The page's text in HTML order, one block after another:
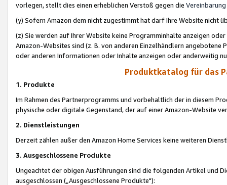
vorlegen, stellt dies einen erheblichen Verstoß gegen die Vereinbarung
(y) Sofern Amazon dem nicht zugestimmt hat darf Ihre Website nicht
(z) Sie werden auf Ihrer Website keine Programminhalte anzeigen
Amazon-Websites sind (z. B. von anderen Einzelhändlern
oder anderen Informationen oder Inhalte anzeigen oder anderweitig
Produktkatalog für das
1. Produkte
Im Rahmen des Partnerprogramms und vorbehaltlich der in diesem
physische oder digitale Gegenstand, der auf einer Amazon-Website
2. Dienstleistungen
Derzeit zählen außer den Amazon Home Services keine weiteren
3. Ausgeschlossene Produkte
Ungeachtet der obigen Ausführungen sind die folgenden Artikel und
ausgeschlossen („Ausgeschlossene Produkte"):